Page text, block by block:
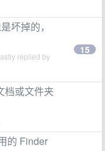
坏掉的，
replied by
15
档或文件夹
的 Finder